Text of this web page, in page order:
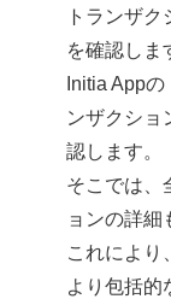
トランザ
を確認しま
Initia App
ンザクショ
認します。
そこでは、
ョンの詳細
これにより
より包括的